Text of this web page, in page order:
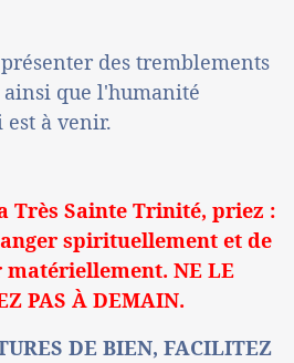
des tremblements
que l'humanité
est à venir.
Très Sainte Trinité, priez :
spirituellement et de
NE LE
PAS À DEMAIN.
DE BIEN, FACILITEZ